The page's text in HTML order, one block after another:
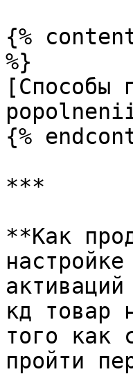
{%
%}
{%
***
**Как
кд товар
того как
пройти